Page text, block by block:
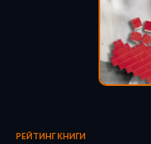
РЕЙТИНГ КНИГИ